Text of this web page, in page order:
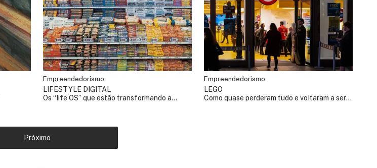
Empreendedorismo
LIFESTYLE DIGITAL
Os “life OS” que estão transformando a
Empreendedorismo
LEGO
Como quase perderam tudo e voltaram a ser
Próximo